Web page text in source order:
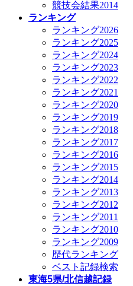
競技会結果2014
ランキング
ランキング2026
ランキング2025
ランキング2024
ランキング2023
ランキング2022
ランキング2021
ランキング2020
ランキング2019
ランキング2018
ランキング2017
ランキング2016
ランキング2015
ランキング2014
ランキング2013
ランキング2012
ランキング2011
ランキング2010
ランキング2009
歴代ランキング
ベスト記録検索
東海5県/北信越記録